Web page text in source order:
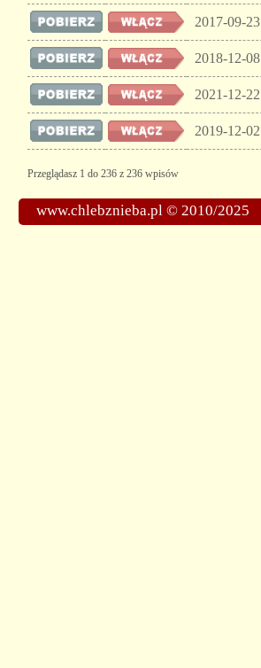
2017-09-23
2018-12-08
2021-12-22
2019-12-02
Przeglądasz 1 do 236 z 236 wpisów
www.chlebznieba.pl © 2010/2025